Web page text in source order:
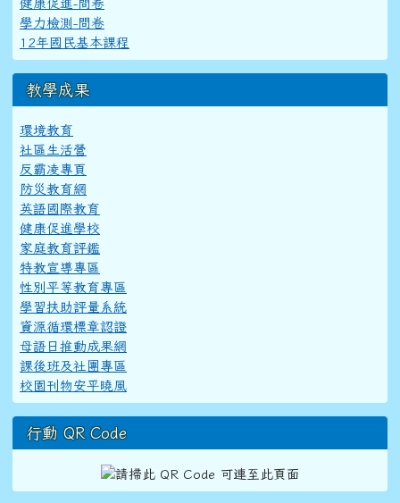
健康促進-問卷
學力檢測-問卷
12年國民基本課程
教學成果
環境教育
社區生活營
反霸凌專頁
防災教育網
英語國際教育
健康促進學校
家庭教育評鑑
特教宣導專區
性別平等教育專區
學習扶助評量系統
資源循環標章認證
母語日推動成果網
課後班及社團專區
校園刊物安平曉風
行動 QR Code